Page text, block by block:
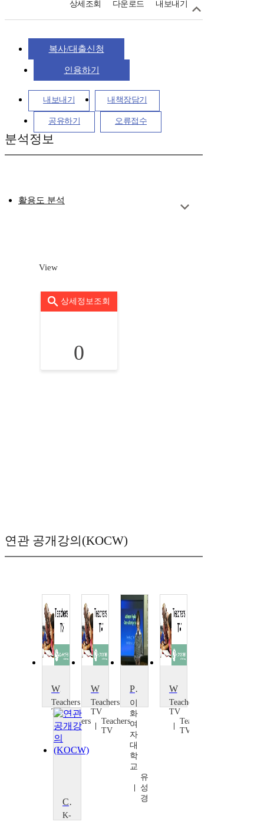
상세조회 다운로드 내보내기
복사/대출신청
인용하기
내보내기 내책장담기
공유하기 오류접수
분석정보
활용도 분석
View
상세정보조회
0
연관 공개강의(KOCW)
Working to Learn
Teachers
TV
Teachers
TV
Work/Life Balance
Teachers
TV
Teachers
TV
Psychology of Adolescence
이
화
여
자
대
학
교
유
성
경
Work/Life Balance
Teachers
TV
Teachers
TV
Cultural Psychology
K-